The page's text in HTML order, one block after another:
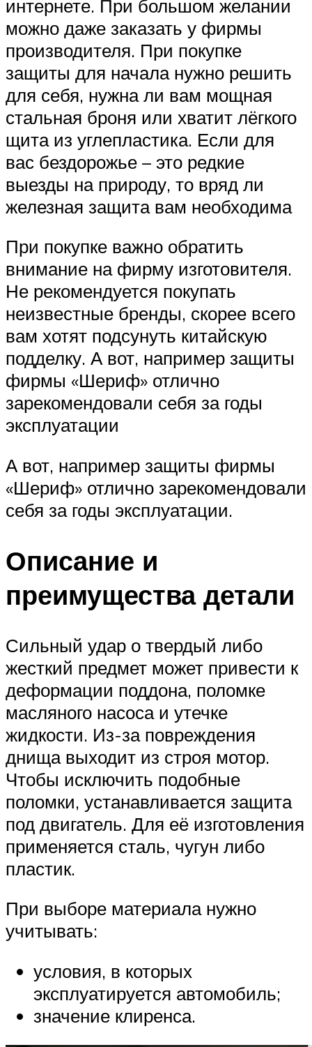
Меню
интернете. При большом желании
можно даже заказать у фирмы
производителя. При покупке
защиты для начала нужно решить
для себя, нужна ли вам мощная
стальная броня или хватит лёгкого
щита из углепластика. Если для
вас бездорожье – это редкие
выезды на природу, то вряд ли
железная защита вам необходима
При покупке важно обратить
внимание на фирму изготовителя.
Не рекомендуется покупать
неизвестные бренды, скорее всего
вам хотят подсунуть китайскую
подделку. А вот, например защиты
фирмы «Шериф» отлично
зарекомендовали себя за годы
эксплуатации
А вот, например защиты фирмы
«Шериф» отлично зарекомендовали
себя за годы эксплуатации.
Описание и
преимущества детали
Сильный удар о твердый либо
жесткий предмет может привести к
деформации поддона, поломке
масляного насоса и утечке
жидкости. Из-за повреждения
днища выходит из строя мотор.
Чтобы исключить подобные
поломки, устанавливается защита
под двигатель. Для её изготовления
применяется сталь, чугун либо
пластик.
При выборе материала нужно
учитывать:
условия, в которых
эксплуатируется автомобиль;
значение клиренса.